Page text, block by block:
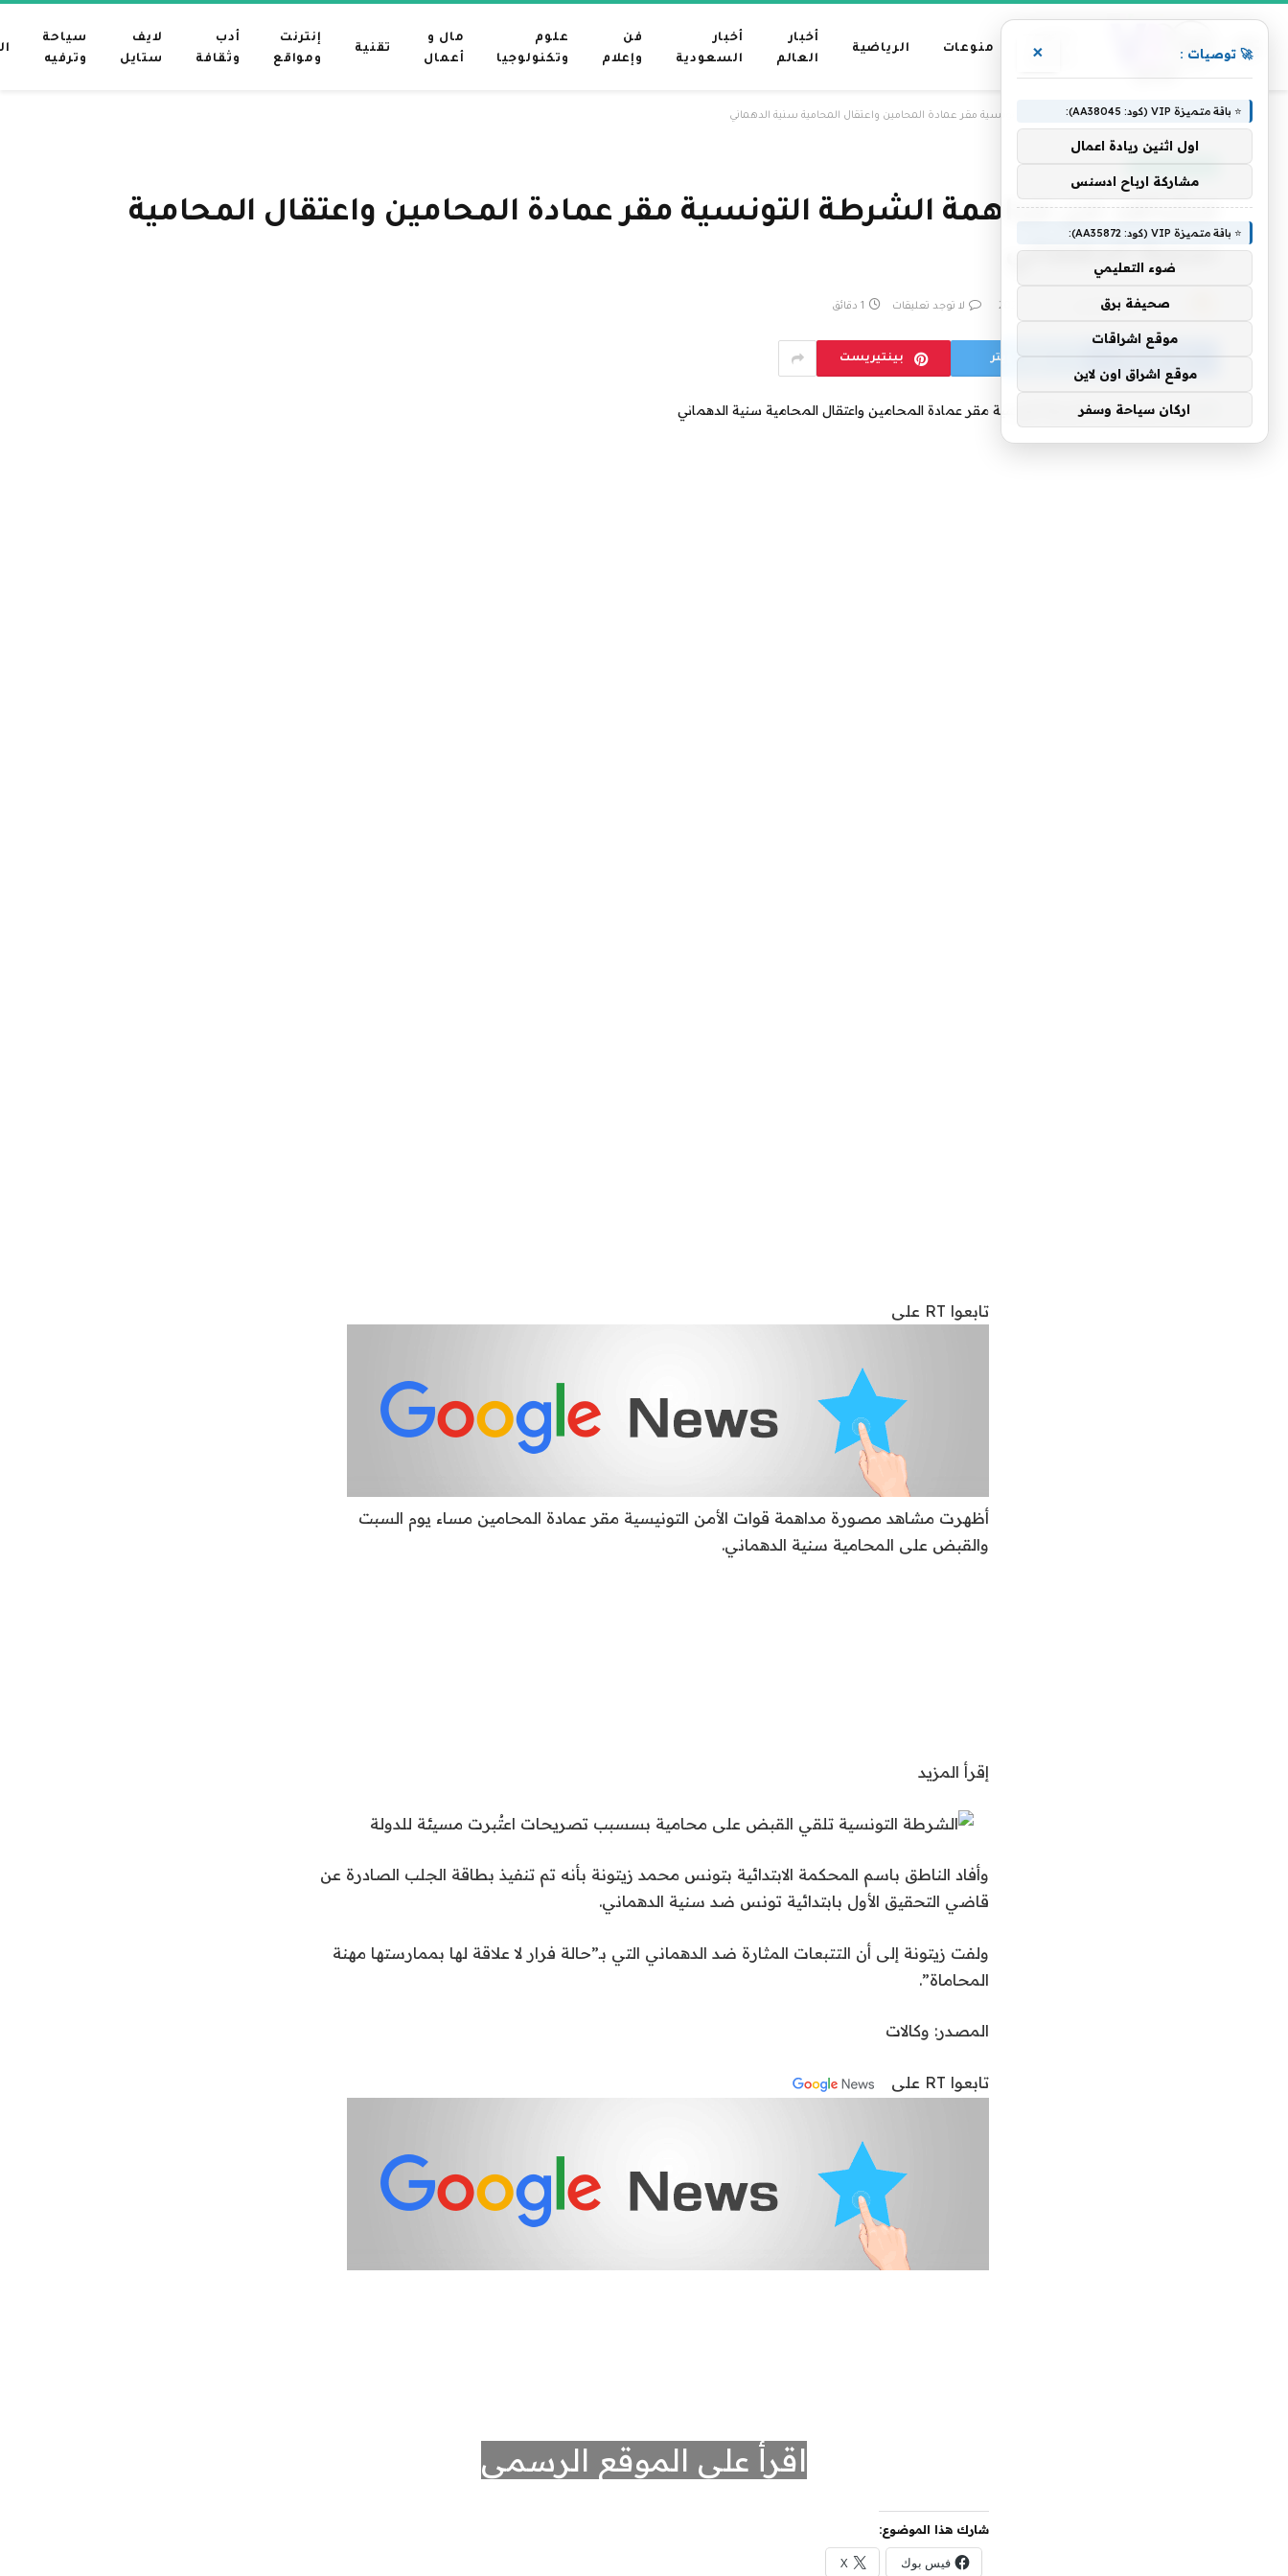
رئيسية
منوعات الرياضية
أخبار
العالم
أخبار
السعودية
فن
وإعلام
علوم
وتكنولوجيا
مال و
أعمال
تقنية
إنترنت
ومواقع
أدب
وثقافة
لايف
ستايل
سياحة
وترفيه
الرئيسية » مشاهد من مداهمة الشرطة التونسية مقر عمادة المحامين واعتقال المحامية سنية الدهماني
مشاهد من مداهمة الشرطة التونسية مقر عمادة المحامين واعتقال المحامية
سنية الدهماني
بواسطة فريق التحرير لا توجد تعليقات 1 دقائق
تويتر بينتيريست
تابعوا RT على
أظهرت مشاهد مصورة مداهمة قوات الأمن التونيسية مقر عمادة المحامين مساء يوم السبت
والقبض على المحامية سنية الدهماني.
إقرأ المزيد
وأفاد الناطق باسم المحكمة الابتدائية بتونس محمد زيتونة بأنه تم تنفيذ بطاقة الجلب الصادرة عن
قاضي التحقيق الأول بابتدائية تونس ضد سنية الدهماني.
ولفت زيتونة إلى أن التتبعات المثارة ضد الدهماني التي بـ”حالة فرار لا علاقة لها بممارستها مهنة
المحاماة”.
المصدر: وكالات
تابعوا RT على
اقرأ على الموقع الرسمي
شارك هذا الموضوع:
فيس بوك X
🚀 توصيات : ×
⭐ باقة متميزة VIP (كود: AA38045):
اول اثنين ريادة اعمال
مشاركة ارباح ادسنس
⭐ باقة متميزة VIP (كود: AA35872):
ضوء التعليمي
صحيفة برق
موقع اشراقات
موقع اشراق اون لاين
اركان سياحة وسفر